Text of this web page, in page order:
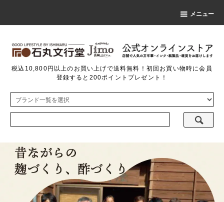
メニュー
税込10,800円以上のお買い上げで送料無料！初回お買い物時に会員
登録すると200ポイントプレゼント！